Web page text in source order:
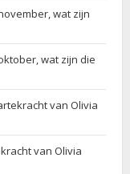
wat zijn
wat zijn die
van Olivia
van Olivia